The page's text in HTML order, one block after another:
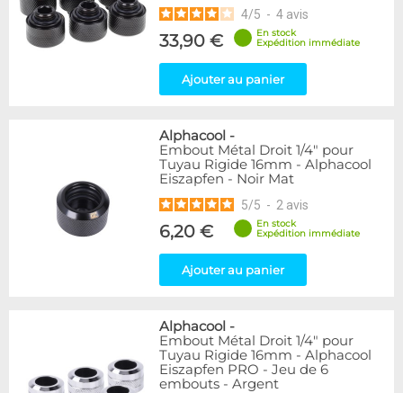
4/5 - 4 avis
33,90 €
En stock
Expédition immédiate
Ajouter au panier
Alphacool -
Embout Métal Droit 1/4" pour
Tuyau Rigide 16mm - Alphacool
Eiszapfen - Noir Mat
5/5 - 2 avis
6,20 €
En stock
Expédition immédiate
Ajouter au panier
Alphacool -
Embout Métal Droit 1/4" pour
Tuyau Rigide 16mm - Alphacool
Eiszapfen PRO - Jeu de 6
embouts - Argent